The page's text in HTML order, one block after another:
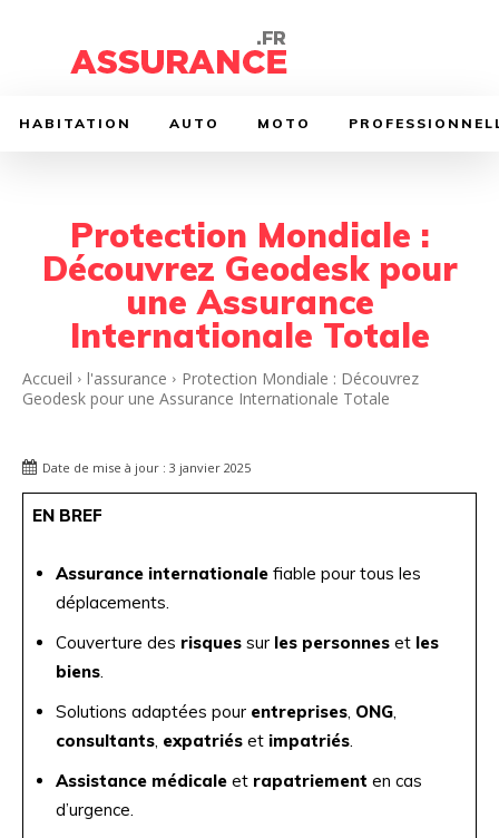
HABITATION AUTO MOTO
Protection Mondiale :
Découvrez Geodesk pour
une Assurance
Internationale Totale
Accueil l'assurance
Protection Mondiale : Découvrez
Geodesk pour une Assurance Internationale Totale
Date de mise à jour : 3 janvier 2025
EN BREF
Assurance internationalefiable pour tous les
déplacements.
Couverture des risquessur les personneset les
biens.
Solutions adaptées pour entreprises, ONG,
consultants, expatriéset impatriés.
Assistance médicaleet rapatriement en cas
d’urgence.